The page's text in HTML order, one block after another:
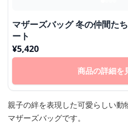
マザーズバッグ 冬の仲間た
ート
¥5,420
商品の詳細を
親子の絆を表現した可愛らしい動
マザーズバッグです。